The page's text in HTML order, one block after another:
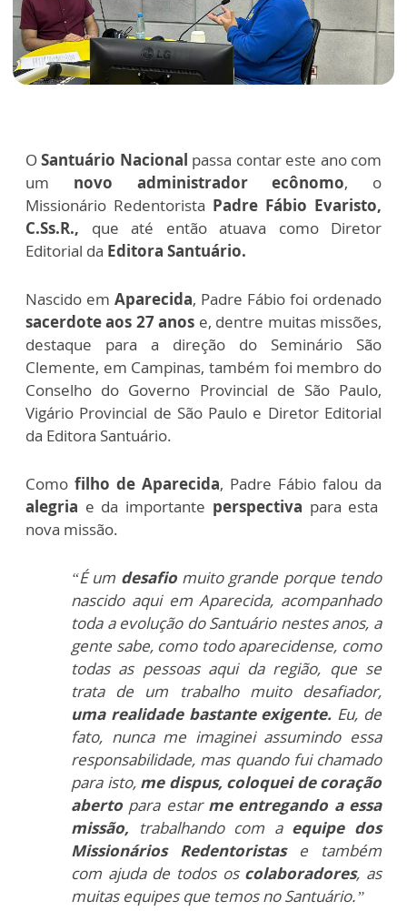
OSantuário Nacional passa contar este ano com
um novo administrador ecônomo, o
Missionário Redentorista Padre Fábio Evaristo,
C.Ss.R., que até então atuava como Diretor
Editorial da Editora Santuário.
Nascido em Aparecida, Padre Fábio foi ordenado
sacerdote aos 27 anos e, dentre muitas missões,
destaque para a direção do Seminário São
Clemente, em Campinas, também foi membro do
Conselho do Governo Provincial de São Paulo,
Vigário Provincial de São Paulo e Diretor Editorial
da Editora Santuário.
Como filho de Aparecida, Padre Fábio falou da
alegria e da importante perspectiva para esta
nova missão.
“É um desafio muito grande porque tendo
nascido aqui em Aparecida, acompanhado
toda a evolução do Santuário nestes anos, a
gente sabe, como todo aparecidense, como
todas as pessoas aqui da região, que se
trata de um trabalho muito desafiador,
uma realidade bastante exigente. Eu, de
fato, nunca me imaginei assumindo essa
responsabilidade, mas quando fui chamado
para isto, me dispus, coloquei de coração
aberto para estar me entregando a essa
missão, trabalhando com a equipe dos
Missionários Redentoristase também
com ajuda de todos os colaboradores, as
muitas equipes que temos no Santuário.”